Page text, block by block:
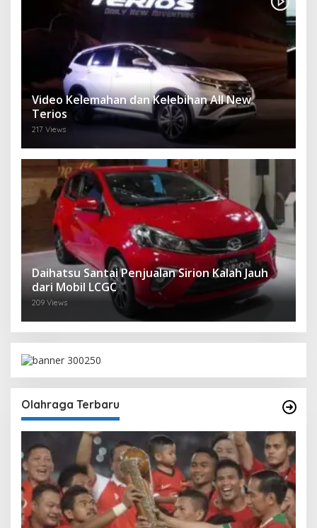
Video Kelemahan dan Kelebihan All New
Terios
217 Views
Daihatsu Santai Penjualan Sirion Kalah Jauh
dari Mobil LCGC
209 Views
Olahraga Terbaru